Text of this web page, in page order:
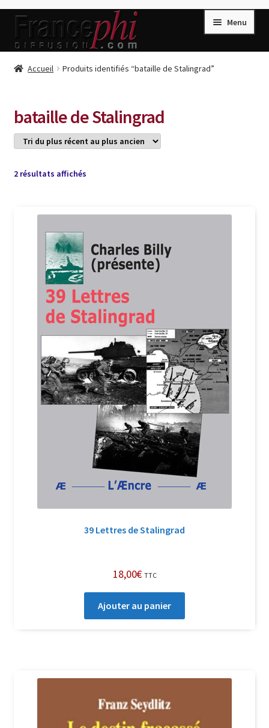
Aller
la
Aller
contenu
Menu
Accueil
Conditions de Vente
Connection
Listes d’Envies
Livres de Peter Randa
Livres de Philippe Randa
Login Customizer
Newsletter
Nous Contacter
Politique de confidentialité et cookies
Qui sommes-nous ?
Soutien à Philippe Randa
Suivi de la Commande
Accueil Produits identifiés “bataille de Stalingrad”
bataille de Stalingrad
2 résultats affichésTrié
récent
ancien
39 Lettres de Stalingrad
18,00€ TTC
Ajouter au panier